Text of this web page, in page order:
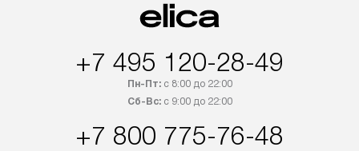
+7 495 120-28-49
Пн-Пт:с 8:00 до 22:00
Сб-Вс:с 9:00 до 22:00
+7 800 775-76-48